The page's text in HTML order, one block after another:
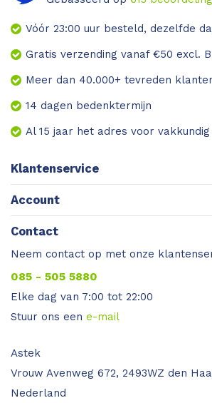
Vóór 23:00 uur besteld, dezelfde
Gratis verzending vanaf €50 excl.
Meer dan 40.000+ tevreden
14 dagen bedenktermijn
Al 15 jaar het adres voor vakkundig
Klantenservice
Account
Contact
Neem contact op met onze
085 - 505 5880
Elke dag van 7:00 tot 22:00
Stuur ons een e-mail
Astek
Vrouw Avenweg 672, 2493WZ den
Nederland